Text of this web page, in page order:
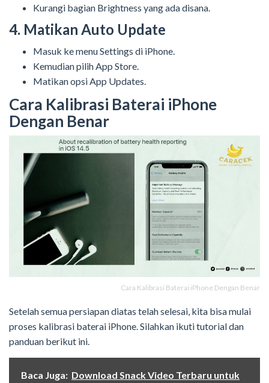
Kurangi bagian Brightness yang ada disana.
4. Matikan Auto Update
Masuk ke menu Settings di iPhone.
Kemudian pilih App Store.
Matikan opsi App Updates.
Cara Kalibrasi Baterai iPhone
Dengan Benar
Cara Kalibrasi Baterai iPhone Dengan Benar
Setelah semua persiapan diatas telah selesai, kita bisa mulai
proses kalibrasi baterai iPhone. Silahkan ikuti tutorial dan
panduan berikut ini.
Baca Juga: Download Snack Video Terbaru untuk